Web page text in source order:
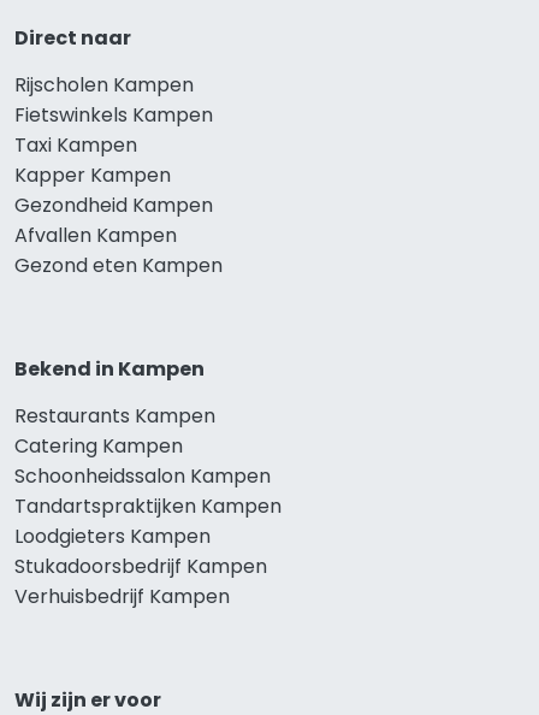
Direct naar
Rijscholen Kampen
Fietswinkels Kampen
Taxi Kampen
Kapper Kampen
Gezondheid Kampen
Afvallen Kampen
Gezond eten Kampen
Bekend in Kampen
Restaurants Kampen
Catering Kampen
Schoonheidssalon Kampen
Tandartspraktijken Kampen
Loodgieters Kampen
Stukadoorsbedrijf Kampen
Verhuisbedrijf Kampen
Wij zijn er voor